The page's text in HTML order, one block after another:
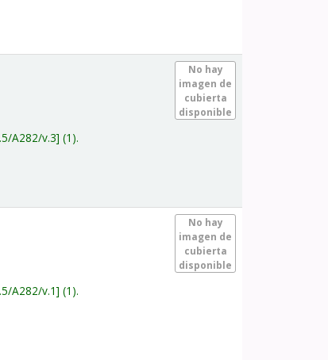
No hay
imagen de
cubierta
disponible
A282/v.3 (1).
No hay
imagen de
cubierta
disponible
A282/v.1 (1).